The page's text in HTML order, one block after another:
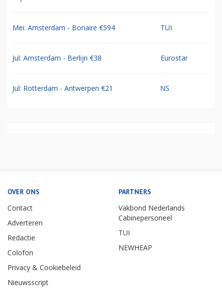
Mei: Amsterdam - Bonaire €594 TUI
Jul: Amsterdam - Berlijn €38 Eurostar
Jul: Rotterdam - Antwerpen €21 NS
OVER ONS
Contact
Adverteren
Redactie
Colofon
Privacy & Cookiebeleid
Nieuwsscript
PARTNERS
Vakbond Nederlands
Cabinepersoneel
TUI
NEWHEAP